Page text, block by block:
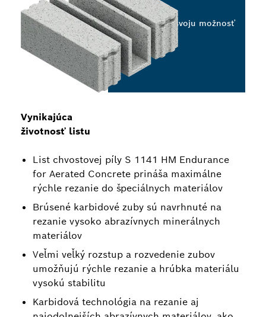
Vynikajúca
životnosť listu
List chvostovej píly S 1141 HM Endurance
for Aerated Concrete prináša maximálne
rýchle rezanie do špeciálnych materiálov
Brúsené karbidové zuby sú navrhnuté na
rezanie vysoko abrazívnych minerálnych
materiálov
Veľmi veľký rozstup a rozvedenie zubov
umožňujú rýchle rezanie a hrúbka materiálu
vysokú stabilitu
Karbidová technológia na rezanie aj
Vyberte svoju možnosť